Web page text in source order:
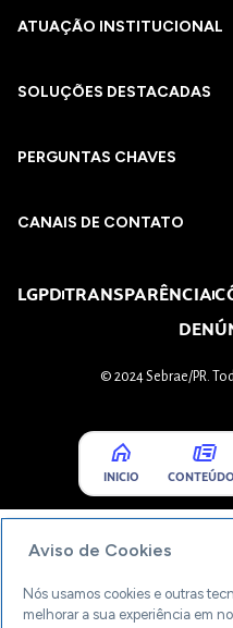
ATUAÇÃO INSTITUCIONAL
SOLUÇÕES DESTACADAS
PERGUNTAS CHAVES​
CANAIS DE CONTATO
LGPDTRANSPARÊNCIA
© 2024 Sebrae/PR.
INICIO
Aviso de Cookies
Nós usamos cookies e outras
melhorar a sua experiência em